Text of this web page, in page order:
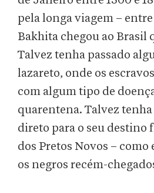
pela longa viagem – entre
Bakhita chegou ao Brasil
Talvez tenha passado
lazareto, onde os
com algum tipo de
quarentena. Talvez
direto para o seu destino
dos Pretos Novos –
os negros recém-